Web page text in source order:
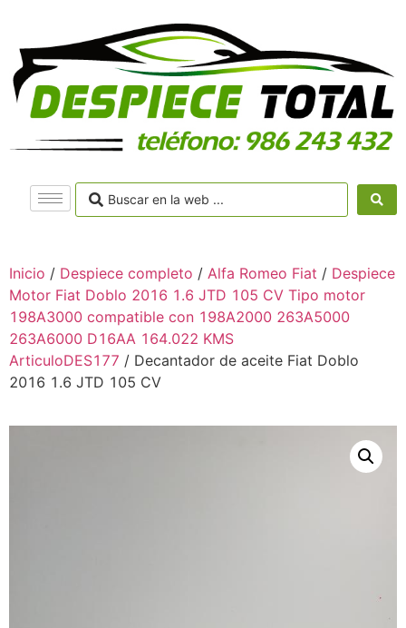
Inicio / Despiece completo / Alfa Romeo Fiat / Despiece
Motor Fiat Doblo 2016 1.6 JTD 105 CV Tipo motor
198A3000 compatible con 198A2000 263A5000
263A6000 D16AA 164.022 KMS
ArticuloDES177 / Decantador de aceite Fiat Doblo
2016 1.6 JTD 105 CV